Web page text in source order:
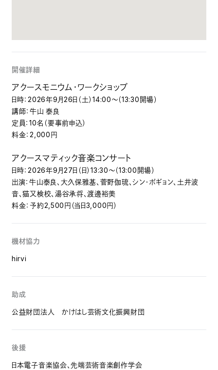
開催詳細
アクースモニウム・ワークショップ
日時：2026年9月26日（土）14:00〜（13:30開場）
講師：牛山 泰良
定員：10名（要事前申込）
料金：2,000円
アクースマティック音楽コンサート
日時：2026年9月27日（日）13:30〜（13:00開場）
出演：牛山泰良、大久保雅基、菅野伽琉、シン・ボギョン、土井波
音、猫又検校、湯谷承将、渡邊裕美
料金：予約2,500円（当日3,000円）
機材協力
hirvi
助成
公益財団法人 かけはし芸術文化振興財団
後援
日本電子音楽協会、先端芸術音楽創作学会